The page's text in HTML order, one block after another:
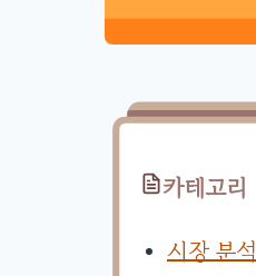
카테고리
시장 분석